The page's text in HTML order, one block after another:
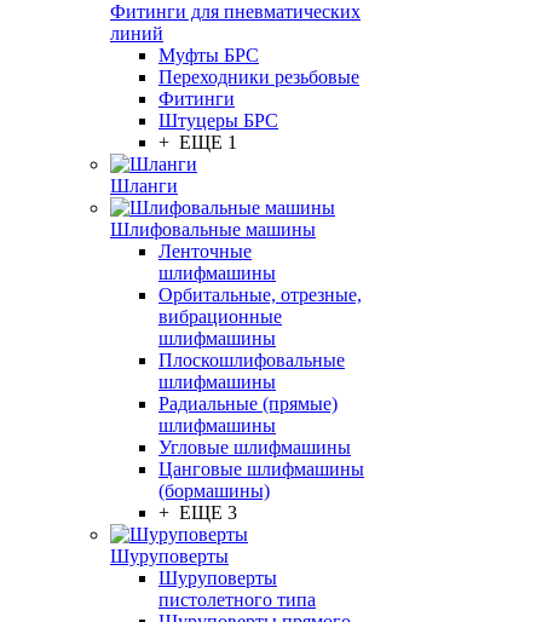
Фитинги для пневматических
линий
Муфты БРС
Переходники резьбовые
Фитинги
Штуцеры БРС
+ ЕЩЕ 1
Шланги
Шлифовальные машины
Ленточные
шлифмашины
Орбитальные, отрезные,
вибрационные
шлифмашины
Плоскошлифовальные
шлифмашины
Радиальные (прямые)
шлифмашины
Угловые шлифмашины
Цанговые шлифмашины
(бормашины)
+ ЕЩЕ 3
Шуруповерты
Шуруповерты
пистолетного типа